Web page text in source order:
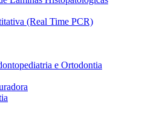
(Real Time PCR)
e Ortodontia